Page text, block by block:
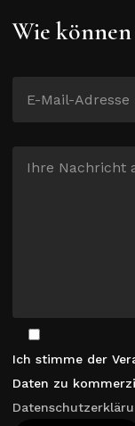
Wie
Ich stimme der
Daten zu